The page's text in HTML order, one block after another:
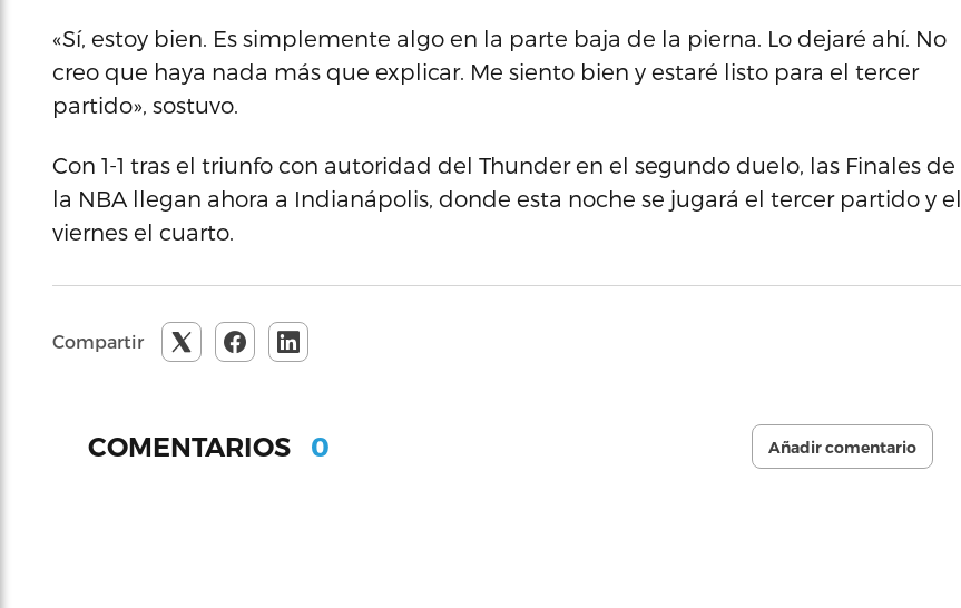
«Sí, estoy bien. Es simplemente algo en la parte baja de la pierna. Lo dejaré ahí. No
creo que haya nada más que explicar. Me siento bien y estaré listo para el tercer
partido», sostuvo.
Con 1-1 tras el triunfo con autoridad del Thunder en el segundo duelo, las Finales de
la NBA llegan ahora a Indianápolis, donde esta noche se jugará el tercer partido y el
viernes el cuarto.
Compartir
COMENTARIOS 0 Añadir comentario